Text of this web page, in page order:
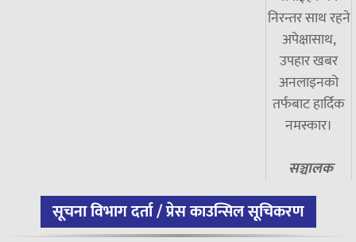
निरन्तर साथ रहने
अपेक्षासाथ,
उपहार खबर
अनलाइनको
तर्फबाट हार्दिक
नमस्कार।
सञ्चालक
सूचना विभाग दर्ता / प्रेस काउन्सिल सूचिकरण